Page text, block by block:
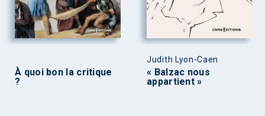
À quoi bon la critique
?
Judith Lyon-Caen
« Balzac nous
appartient »